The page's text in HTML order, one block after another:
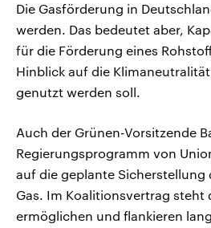
Die Gasförderung in
werden. Das bedeutet aber,
für die Förderung eines
Hinblick auf die
genutzt werden soll.
Auch der Grünen-Vorsitzende
Regierungsprogramm von
auf die geplante Sicherstellung
Gas. Im Koalitionsvertrag steht
ermöglichen und flankieren